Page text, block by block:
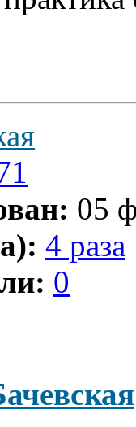
05
4 раза
0